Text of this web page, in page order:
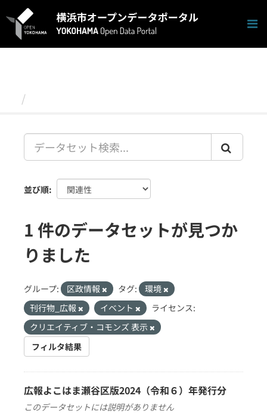
キ
並び順
1 件のデータセットが見つか
りました
グループ: 区政情報 タグ:
環境
刊行物_広報
イベント
ライセンス:
クリエイティブ・コモンズ 表示
フィルタ結果
広報よこはま瀬谷区版2024（令和６）年発行分
このデータセットには説明がありません